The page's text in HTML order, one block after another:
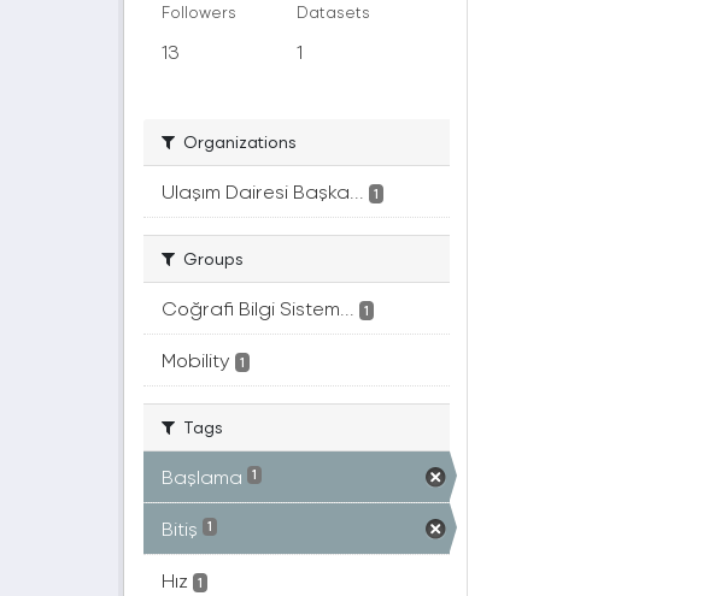
Followers
13
Datasets
1
Organizations
Ulaşım Dairesi Başka... 1
Groups
Coğrafi Bilgi Sistem... 1
Mobility 1
Tags
Başlama 1
Bitiş 1
Hız 1